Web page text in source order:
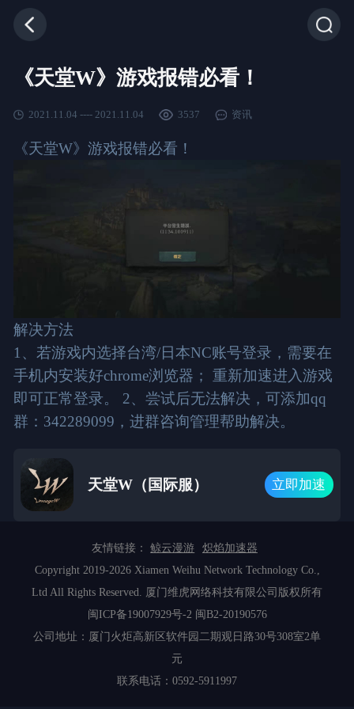
《天堂W》游戏报错必看！
2021.11.04 ---- 2021.11.04 3537 资讯
《天堂W》游戏报错必看！
解决方法
1、若游戏内选择台湾/日本NC账号登录，需要在
手机内安装好chrome浏览器； 重新加速进入游戏
即可正常登录。 2、尝试后无法解决，可添加qq
群：342289099，进群咨询管理帮助解决。
天堂W（国际服） 立即加速
友情链接： 鲸云漫游
炽焰加速器
Copyright 2019-2026 Xiamen Weihu Network Technology Co.,
Ltd All Rights Reserved. 厦门维虎网络科技有限公司版权所有
闽ICP备19007929号-2 闽B2-20190576
公司地址：厦门火炬高新区软件园二期观日路30号308室2单
元
联系电话：0592-5911997